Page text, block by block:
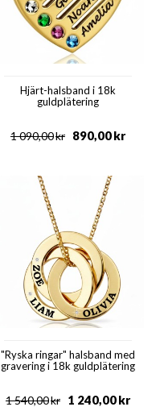
Hjärt-halsband i 18k
guldplätering
kr
1 090,00 kr
890,00
"Ryska ringar" halsband med
gravering i 18k guldplätering
kr
1 540,00 kr
1 240,00